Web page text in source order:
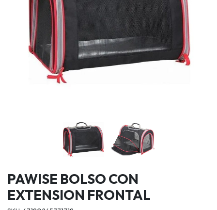
PAWISE BOLSO CON
EXTENSION FRONTAL